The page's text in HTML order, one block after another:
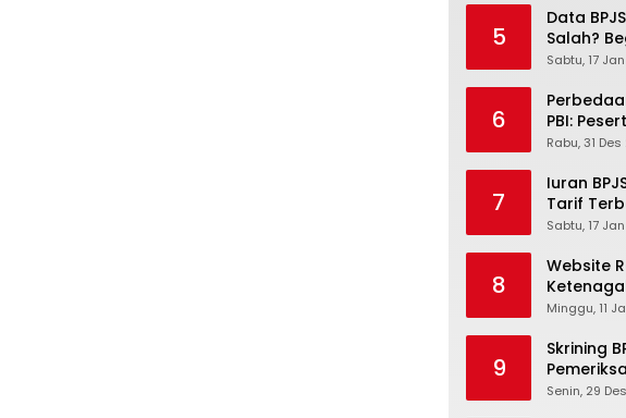
Cabang
5
Data
Salah?
Rekening,
Sabtu, 17
6
PBI:
Masa
Rabu, 31
7
Iuran
Tarif
Cara
JKN-KIS
Sabtu, 17
8
Website
Lengkap
Minggu, 11
9
Skrining
Daftar &
Senin, 29